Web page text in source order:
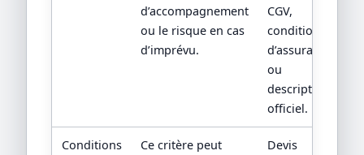
d’accompagnement
ou le risque en cas
d’imprévu.
CGV,
conditions
d’assurance
ou
descriptif
officiel.
Conditions
Ce critère peut
Devis